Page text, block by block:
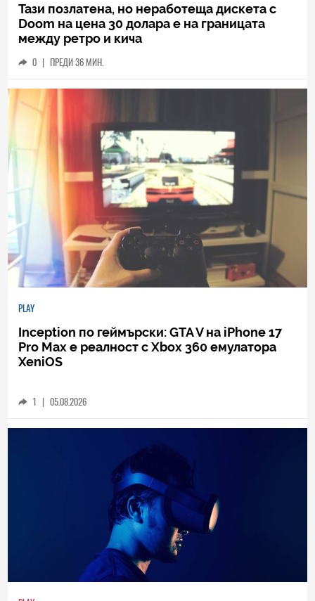
Тази позлатена, но неработеща дискета с
Doom на цена 30 долара е на границата
между ретро и кича
0 | ПРЕДИ 36 МИН.
PLAY
Inception по геймърски: GTA V на iPhone 17
Pro Max е реалност с Xbox 360 емулатора
XeniOS
1 | 05.08.2026